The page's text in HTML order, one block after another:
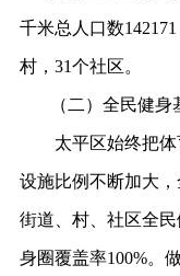
千米总人口数
村，31个社区。
（二）全民健
太平区始终把体
设施比例不断加大，
街道、村、社区全
身圈覆盖率100%。